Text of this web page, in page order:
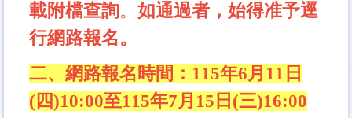
載附檔查詢。 如通過者，始得准予逕
行網路報名。
二、網路報名時間：115年6月11日
(四)10:00至115年7月15日(三)16:00